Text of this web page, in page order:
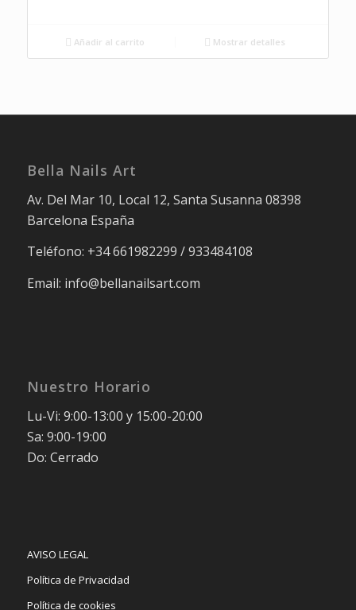
Añadir al carrito Mostrar detalles
Bella Nails Art
Av. Del Mar 10, Local 12, Santa Susanna 08398
Barcelona España
Teléfono: +34 661982299 / 933484108
Email: info@bellanailsart.com
Nuestro Horario
Lu-Vi: 9:00-13:00 y 15:00-20:00
Sa: 9:00-19:00
Do: Cerrado
AVISO LEGAL
Política de Privacidad
Política de cookies